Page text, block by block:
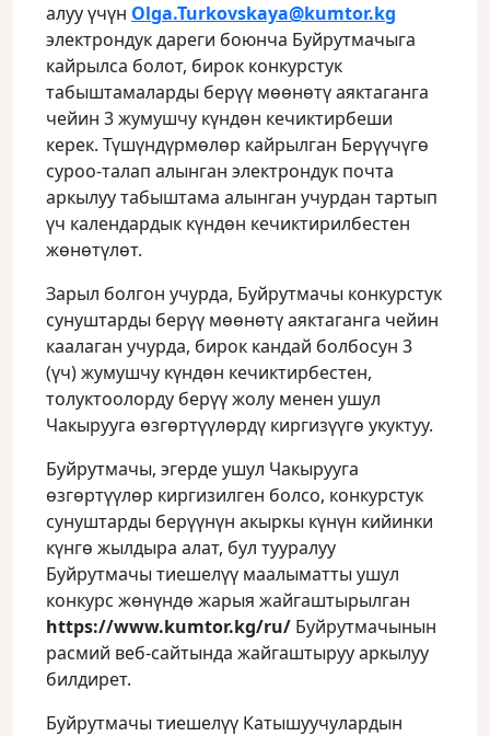
алуу үчүн Olga.Turkovskaya@kumtor.kg
электрондук дареги боюнча Буйрутмачыга
кайрылса болот, бирок конкурстук
табыштамаларды берүү мөөнөтү аяктаганга
чейин 3 жумушчу күндөн кечиктирбеши
керек. Түшүндүрмөлөр кайрылган Берүүчүгө
суроо-талап алынган электрондук почта
аркылуу табыштама алынган учурдан тартып
үч календардык күндөн кечиктирилбестен
жөнөтүлөт.
Зарыл болгон учурда, Буйрутмачы конкурстук
сунуштарды берүү мөөнөтү аяктаганга чейин
каалаган учурда, бирок кандай болбосун 3
(үч) жумушчу күндөн кечиктирбестен,
толуктоолорду берүү жолу менен ушул
Чакырууга өзгөртүүлөрдү киргизүүгө укуктуу.
Буйрутмачы, эгерде ушул Чакырууга
өзгөртүүлөр киргизилген болсо, конкурстук
сунуштарды берүүнүн акыркы күнүн кийинки
күнгө жылдыра алат, бул тууралуу
Буйрутмачы тиешелүү маалыматты ушул
конкурс жөнүндө жарыя жайгаштырылган
https://www.kumtor.kg/ru/ Буйрутмачынын
расмий веб-сайтында жайгаштыруу аркылуу
билдирет.
Буйрутмачы тиешелүү Катышуучулардын